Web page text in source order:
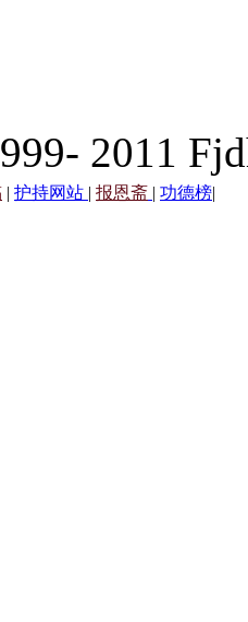
2011
| 护持网站 | 报恩斋 | 功德榜|